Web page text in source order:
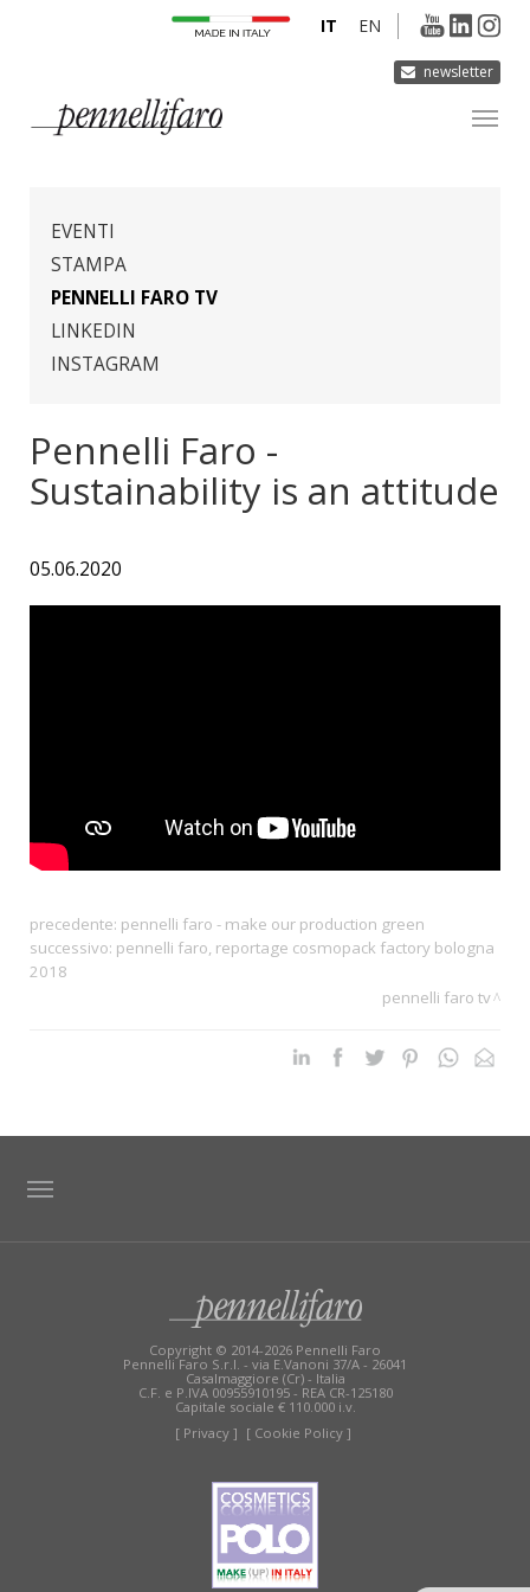
newsletter
EN
IT
PRODOTTI
INNOVAZIONE
DERMOCURA
MEDIA
EVENTI
STAMPA
PENNELLI FARO TV
LINKEDIN
INSTAGRAM
Pennelli Faro -
Sustainability is an attitude
05.06.2020
precedente: pennelli faro - make our production green
successivo: pennelli faro, reportage cosmopack factory bologna
2018
pennelli faro tv
Copyright © 2014-2026 Pennelli Faro
Pennelli Faro S.r.l. - via E.Vanoni 37/A - 26041
Casalmaggiore (Cr) - Italia
C.F. e P.IVA 00955910195 - REA CR-125180
Capitale sociale € 110.000 i.v.
[ Privacy ] [ Cookie Policy ]